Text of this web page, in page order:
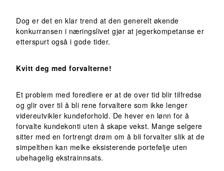
Dog er det en klar trend at den generelt økende
konkurransen i næringslivet gjør at jegerkompetanse er
etterspurt også i gode tider.
Kvitt deg med forvalterne!
Et problem med foredlere er at de over tid blir tilfredse
og glir over til å bli rene forvaltere som ikke lenger
videreutvikler kundeforhold. De hever en lønn for å
forvalte kundekonti uten å skape vekst. Mange selgere
sitter med en fortrengt drøm om å bli forvalter slik at de
simpelthen kan melke eksisterende portefølje uten
ubehagelig ekstrainnsats.